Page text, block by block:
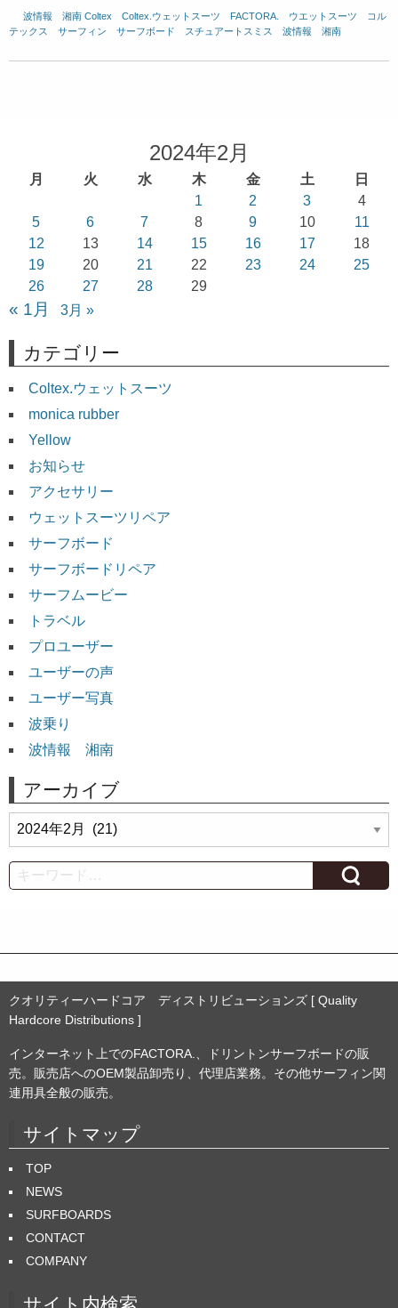
波情報 湘南 Coltex Coltex.ウェットスーツ FACTORA. ウエットスーツ
コル
テックス
サーフィン サーフボード スチュアートスミス 波情報 湘南
2024年2月
月 火 水 木 金 土
日
1
2 3
4
5
6 7 8 9 10
11
12
13 14 15 16 17
18
19
20 21 22 23 24
25
26
27 28 29
« 1月 3月 »
カテゴリー
Coltex.ウェットスーツ
monica rubber
Yellow
お知らせ
アクセサリー
ウェットスーツリペア
サーフボード
サーフボードリペア
サーフムービー
トラベル
プロユーザー
ユーザーの声
ユーザー写真
波乗り
波情報 湘南
アーカイブ
ア
ー
カ
イ
Search
クオリティーハードコア ディストリビューションズ [ Quality
Hardcore Distributions ]
インターネット上でのFACTORA.、ドリントンサーフボードの販
売。販売店へのOEM製品卸売り、代理店業務。その他サーフィン関
連用具全般の販売。
サイトマップ
TOP
NEWS
SURFBOARDS
CONTACT
COMPANY
サイト内検索